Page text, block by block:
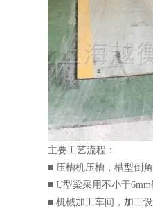
主要工艺流程：
■ 压槽机压槽，槽型倒
■ U型梁采用不小于
■ 机械加工车间，加工